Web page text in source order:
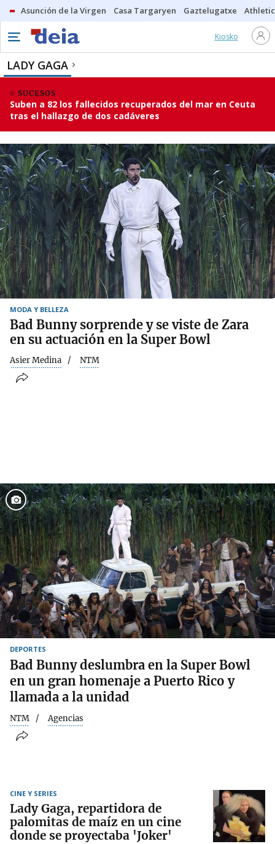
Asunción de la Virgen Casa Targaryen Gaztelugatxe Athletic
Kiosko
LADY GAGA
SUCESOS
Suben a 82 los fallecidos recuperados del mar en Ceuta
tras el hallazgo de dos cadáveres
MODA Y BELLEZA
Bad Bunny sorprende y se viste de Zara
en su actuación en la Super Bowl
Asier Medina NTM
DEPORTES
Bad Bunny deslumbra en la Super Bowl
en un gran homenaje a Puerto Rico y
llamada a la unidad
NTM Agencias
CINE Y SERIES
Lady Gaga, repartidora de
palomitas de maíz en un cine
donde se proyectaba 'Joker'